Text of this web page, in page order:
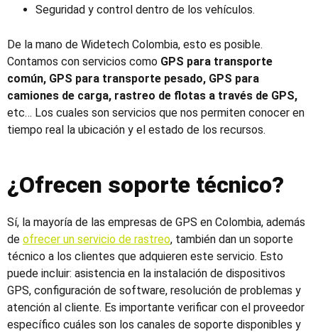
Seguridad y control dentro de los vehículos.
De la mano de Widetech Colombia, esto es posible.
Contamos con servicios como GPS para transporte
común, GPS para transporte pesado, GPS para
camiones de carga, rastreo de flotas a través de GPS,
etc… Los cuales son servicios que nos permiten conocer en
tiempo real la ubicación y el estado de los recursos.
¿Ofrecen soporte técnico?
Sí, la mayoría de las empresas de GPS en Colombia, además
de ofrecer un servicio de rastreo, también dan un soporte
técnico a los clientes que adquieren este servicio. Esto
puede incluir: asistencia en la instalación de dispositivos
GPS, configuración de software, resolución de problemas y
atención al cliente. Es importante verificar con el proveedor
específico cuáles son los canales de soporte disponibles y